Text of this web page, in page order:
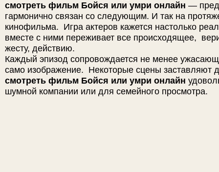
смотреть фильм Бойся или умри онлайн —
гармонично связан со следующим. И так на
кинофильма. Игра актеров кажется настолько
вместе с ними переживает все происходящее,
жесту, действию.
Каждый эпизод сопровождается не менее
само изображение. Некоторые сцены заставляют
смотреть фильм Бойся или умри онлайн
шумной компании или для семейного просмотра.